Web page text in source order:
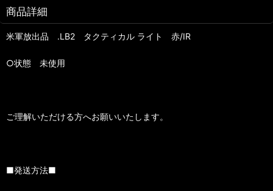
商品詳細
米軍放出品 .LB2 タクティカル ライト 赤/IR
○状態 未使用
ご理解いただける方へお願いいたします。
■発送方法■